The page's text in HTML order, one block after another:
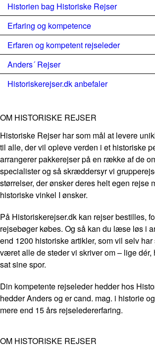
Historien bag Historiske Rejser
Erfaring og kompetence
Erfaren og kompetent rejseleder
Anders´ Rejser
Historiskerejser.dk anbefaler
OM HISTORISKE REJSER
Historiske Rejser har som mål at levere
til alle, der vil opleve verden i et historiske
arrangerer pakkerejser på en række af de
specialister og så skræddersyr vi
størrelser, der ønsker deres helt egen rejse
historiske vinkel I ønsker.
På Historiskerejser.dk kan rejser bestilles,
rejsebøger købes. Og så kan du læse løs i
end 1200 historiske artikler, som vil selv
været alle de steder vi skriver om – lige dér,
sat sine spor.
Din kompetente rejseleder hedder hos
hedder Anders og er cand. mag. i historie
mere end 15 års rejseledererfaring.
OM HISTORISKE REJSER